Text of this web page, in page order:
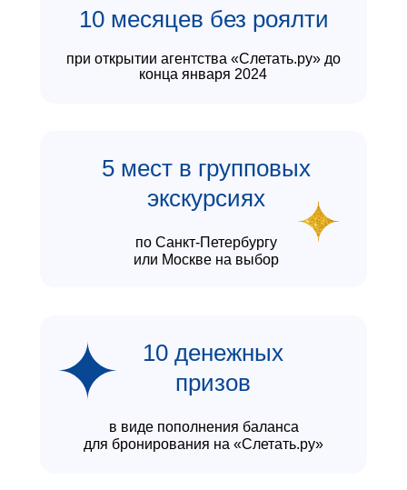
10 месяцев без роялти
при открытии агентства «Слетать.ру» до
конца января 2024
5 мест в групповых
экскурсиях
по Санкт-Петербургу
или Москве на выбор
10 денежных
призов
в виде пополнения баланса
для бронирования на «Слетать.ру»